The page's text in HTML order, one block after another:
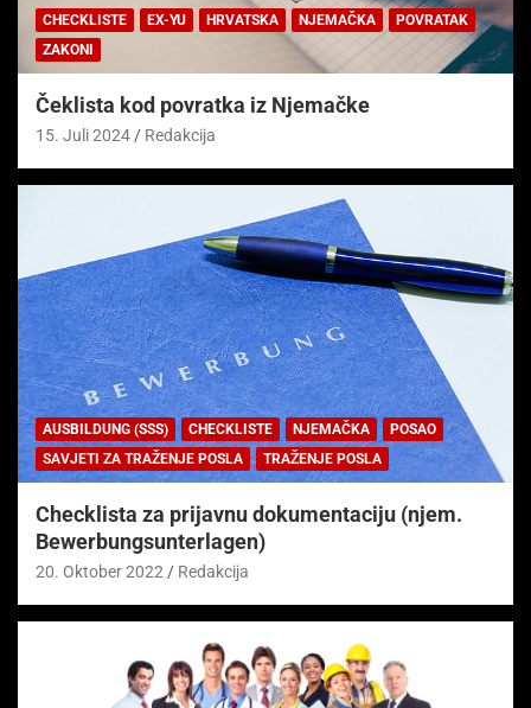
CHECKLISTE EX-YU HRVATSKA NJEMAČKA
POVRATAK
ZAKONI
Čeklista kod povratka iz Njemačke
15. Juli 2024 Redakcija
AUSBILDUNG (SSS) CHECKLISTE NJEMAČKA
POSAO
SAVJETI ZA TRAŽENJE POSLA
TRAŽENJE POSLA
Checklista za prijavnu dokumentaciju (njem.
Bewerbungsunterlagen)
20. Oktober 2022 Redakcija